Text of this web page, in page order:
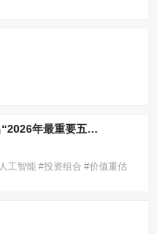
从AI到美联储 高盛列出“2026年最重要五大交易主题”
工智能 #投资组合 #价值重估